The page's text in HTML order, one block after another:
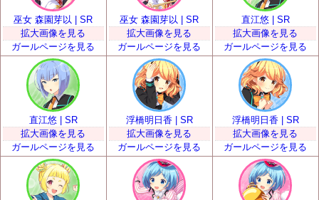
巫女 森園芽以 | SR
拡大画像を見る
ガールページを見る
巫女 森園芽以 | SR
拡大画像を見る
ガールページを見る
直江悠 | SR
拡大画像を見る
ガールページを見る
直江悠 | SR
拡大画像を見る
ガールページを見る
浮橋明日香 | SR
拡大画像を見る
ガールページを見る
浮橋明日香 | SR
拡大画像を見る
ガールページを見る